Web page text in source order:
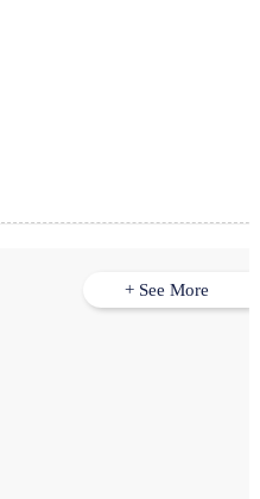
+ See More